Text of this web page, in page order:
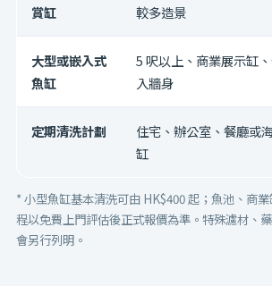
賞缸
較多造景
大型或嵌入式
魚缸
5 呎以上、商業展示缸
入牆身
定期清洗計劃
住宅、辦公室、餐廳或
缸
* 小型魚缸基本清洗可由 HK$400 起；魚池、商
程以免費上門評估後正式報價為準。特殊濾材、
會另行列明。